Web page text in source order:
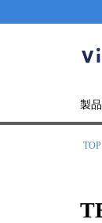
製
TOP